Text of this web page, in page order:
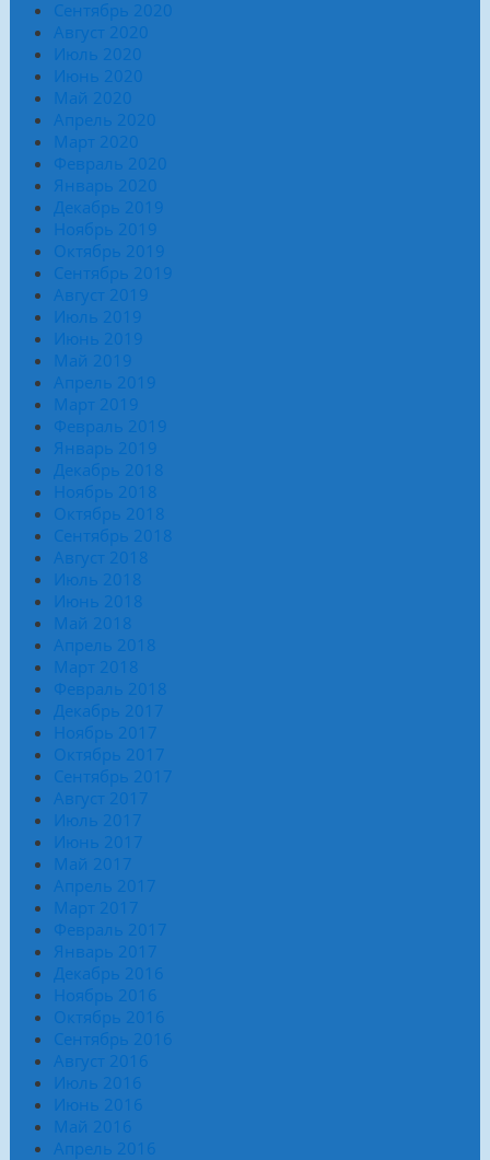
Сентябрь 2020
Август 2020
Июль 2020
Июнь 2020
Май 2020
Апрель 2020
Март 2020
Февраль 2020
Январь 2020
Декабрь 2019
Ноябрь 2019
Октябрь 2019
Сентябрь 2019
Август 2019
Июль 2019
Июнь 2019
Май 2019
Апрель 2019
Март 2019
Февраль 2019
Январь 2019
Декабрь 2018
Ноябрь 2018
Октябрь 2018
Сентябрь 2018
Август 2018
Июль 2018
Июнь 2018
Май 2018
Апрель 2018
Март 2018
Февраль 2018
Декабрь 2017
Ноябрь 2017
Октябрь 2017
Сентябрь 2017
Август 2017
Июль 2017
Июнь 2017
Май 2017
Апрель 2017
Март 2017
Февраль 2017
Январь 2017
Декабрь 2016
Ноябрь 2016
Октябрь 2016
Сентябрь 2016
Август 2016
Июль 2016
Июнь 2016
Май 2016
Апрель 2016